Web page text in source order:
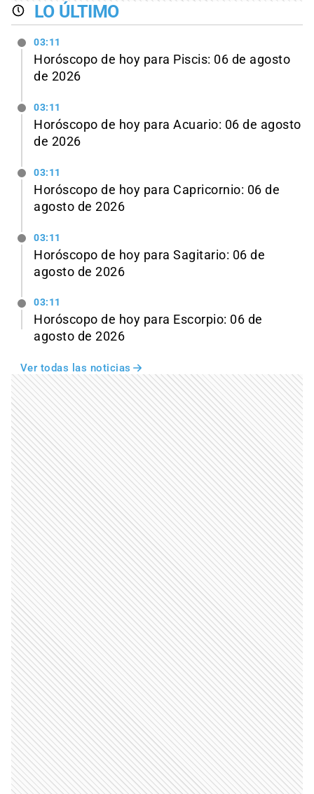
LO ÚLTIMO
03:11
Horóscopo de hoy para Piscis: 06 de agosto
de 2026
03:11
Horóscopo de hoy para Acuario: 06 de agosto
de 2026
03:11
Horóscopo de hoy para Capricornio: 06 de
agosto de 2026
03:11
Horóscopo de hoy para Sagitario: 06 de
agosto de 2026
03:11
Horóscopo de hoy para Escorpio: 06 de
agosto de 2026
Ver todas las noticias